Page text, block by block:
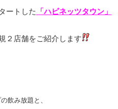
ートした 「ハピネッツタウン」
２店舗をご紹介します
飲み放題と、